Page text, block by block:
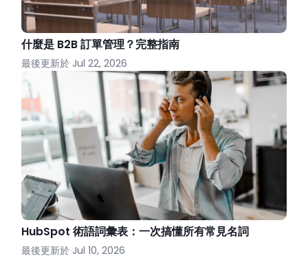
什麼是 B2B 訂單管理？完整指南
最後更新於 Jul 22, 2026
HubSpot 術語詞彙表：一次搞懂所有常見名詞
最後更新於 Jul 10, 2026